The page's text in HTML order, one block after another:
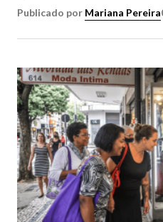
Publicado por Mariana Pereira